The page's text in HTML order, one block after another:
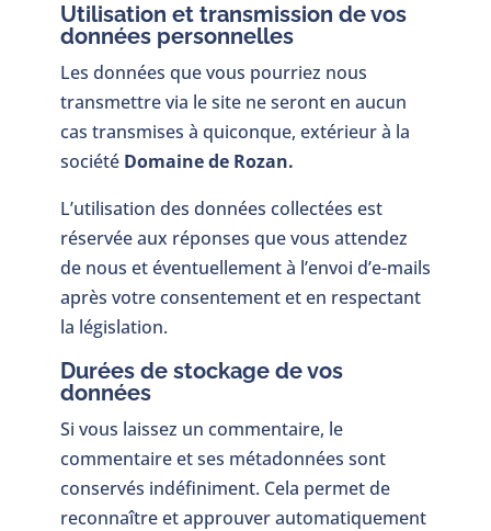
Utilisation et transmission de vos
données personnelles
Les données que vous pourriez nous
transmettre via le site ne seront en aucun
cas transmises à quiconque, extérieur à la
société Domaine de Rozan.
L’utilisation des données collectées est
réservée aux réponses que vous attendez
de nous et éventuellement à l’envoi d’e-mails
après votre consentement et en respectant
la législation.
Durées de stockage de vos
données
Si vous laissez un commentaire, le
commentaire et ses métadonnées sont
conservés indéfiniment. Cela permet de
reconnaître et approuver automatiquement